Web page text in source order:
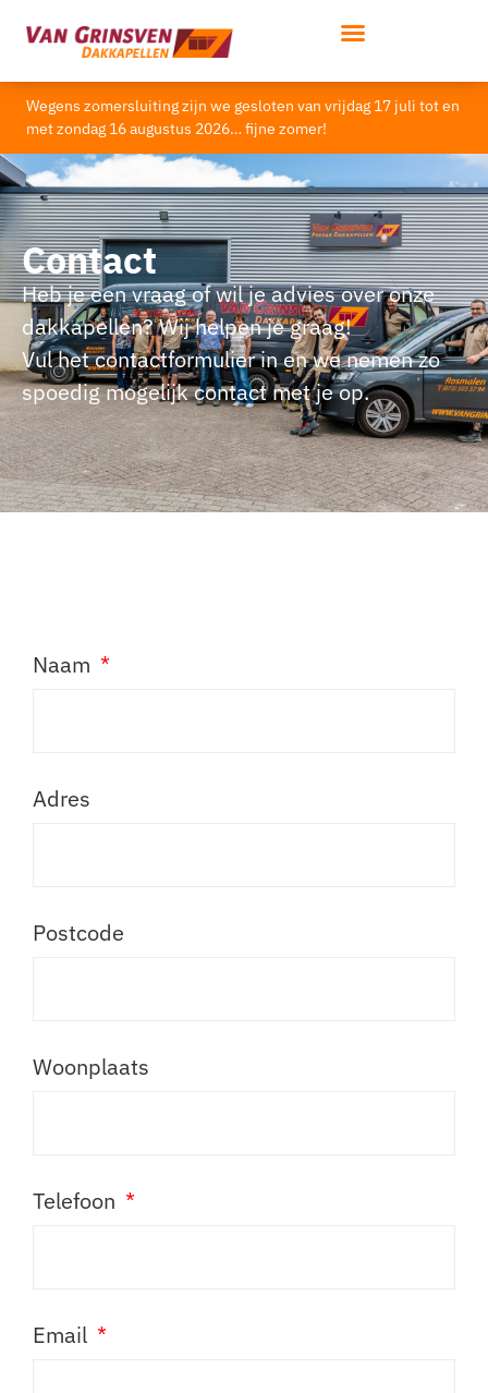
Wegens zomersluiting zijn we gesloten van vrijdag 17 juli tot en
met zondag 16 augustus 2026… fijne zomer!
Contact
Heb je een vraag of wil je advies over onze
dakkapellen? Wij helpen je graag!
Vul het contactformulier in en we nemen zo
spoedig mogelijk contact met je op.
Naam
Adres
Postcode
Woonplaats
Telefoon
Email